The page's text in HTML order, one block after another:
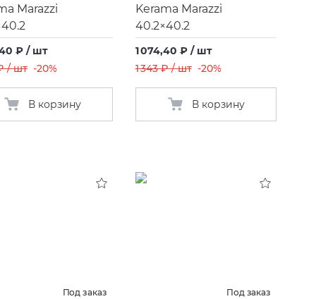
Marazzi
₽ / шт
/ шт -20%
В корзину
Kerama Marazzi
40.2×40.2
1 074,40 ₽ / шт
1 343 ₽ / шт -20%
В корзину
Под заказ Под заказ